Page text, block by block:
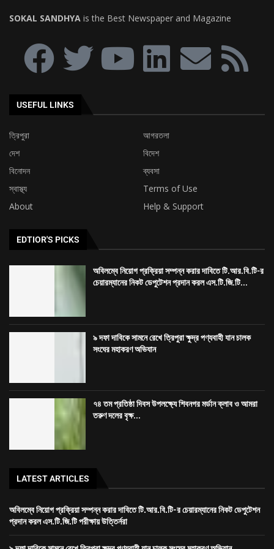
দেশ
বিদেশ
স্বাস্থ্য
Terms of Use
About
Help & Support
EDTIOR'S PICKS
অবিলম্বে নিয়োগ প্রক্রিয়া সম্পন্ন করার দাবিতে টি.আর.বি.টি-র
চেয়ারম্যানের নিকট ডেপুটেশন প্রদান করল এস.টি.জি.টি...
৯ দফা দাবিকে সামনে রেখে ত্রিপুরা ক্ষুদ্র পণ্যবাহী যান চালক
সংঘের মহাকরণ অভিযান
৭৪ তম প্রতিষ্ঠা দিবস উপলক্ষ্যে শিবনগর মর্ডান ক্লাব ও আমরা
তরুণ দলের বৃক্ষ...
৯ দফা দাবিকে সামনে রেখে ত্রিপুরা ক্ষুদ্র পণ্যবাহী যান চালক সংঘের মহাকরণ অভিযান
৭৪ তম প্রতিষ্ঠা দিবস উপলক্ষ্যে শিবনগর মর্ডান ক্লাব ও আমরা তরুণ দলের বৃক্ষ রোপণ কর্মসূচি
Dev-GORILLA TECH SOLUTION